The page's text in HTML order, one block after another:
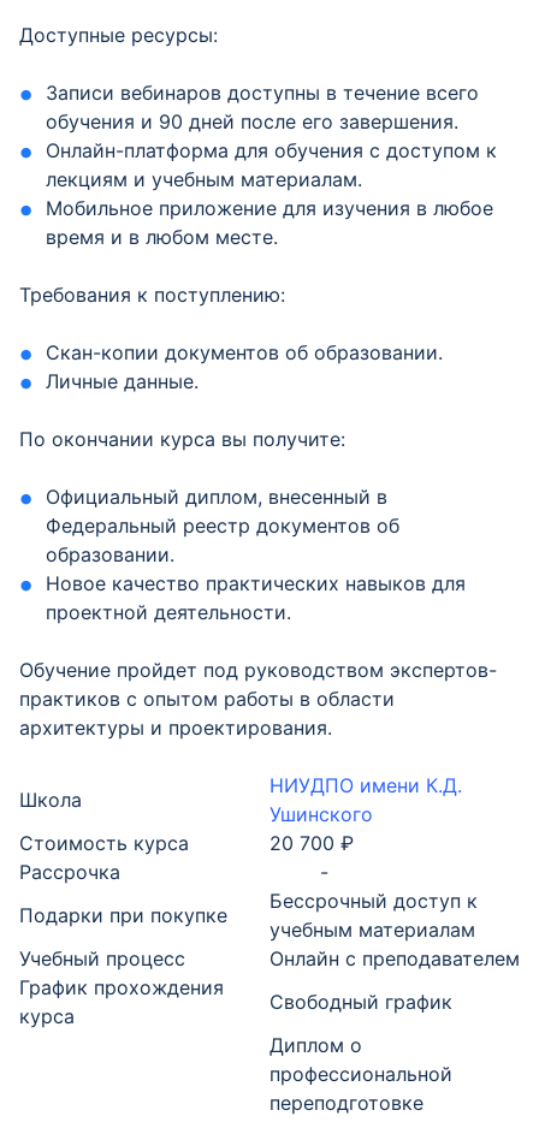
Доступные ресурсы:
Записи вебинаров доступны в течение всего
обучения и 90 дней после его завершения.
Онлайн-платформа для обучения с доступом к
лекциям и учебным материалам.
Мобильное приложение для изучения в любое
время и в любом месте.
Требования к поступлению:
Скан-копии документов об образовании.
Личные данные.
По окончании курса вы получите:
Официальный диплом, внесенный в
Федеральный реестр документов об
образовании.
Новое качество практических навыков для
проектной деятельности.
Обучение пройдет под руководством экспертов-
практиков с опытом работы в области
архитектуры и проектирования.
Школа
НИУДПО имени К.Д.
Ушинского
Стоимость курса
20 700 ₽
Рассрочка
-
Подарки при покупке
Бессрочный доступ к
учебным материалам
Учебный процесс
Онлайн с преподавателем
График прохождения
курса
Свободный график
Диплом о
профессиональной
переподготовке